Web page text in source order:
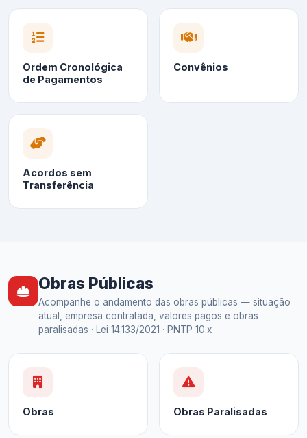
Ordem Cronológica
de Pagamentos
Convênios
Acordos sem
Transferência
Obras Públicas
Acompanhe o andamento das obras públicas — situação
atual, empresa contratada, valores pagos e obras
paralisadas · Lei 14.133/2021 · PNTP 10.x
Obras Obras Paralisadas